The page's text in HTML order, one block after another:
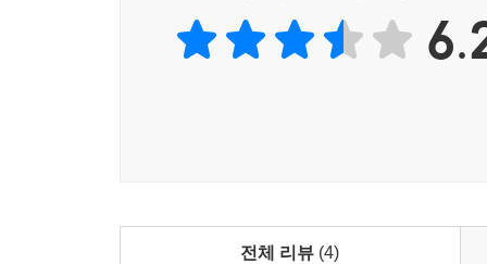
양왕이 아니었다. 낭독이 끝나자 조당 안에서 긴
있지는 않을 것이었다. 후퇴해서 사느니 전진하
전체 리뷰 (4)